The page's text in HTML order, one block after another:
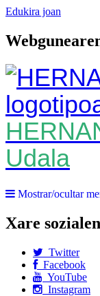
Edukira joan
Udala
Mostrar/ocultar
Xare
Twitter
Facebook
YouTube
Instagram